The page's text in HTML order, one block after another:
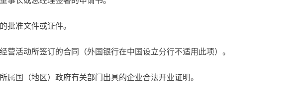
批准文件或证件。
营活动所签订的合同（外国银行在中国设立分行不适用此项）。
属国（地区）政府有关部门出具的企业合法开业证明。